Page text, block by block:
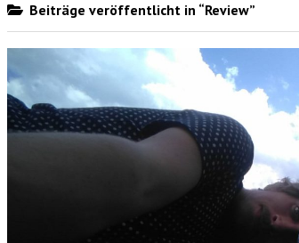
Beiträge veröffentlicht in “Review”